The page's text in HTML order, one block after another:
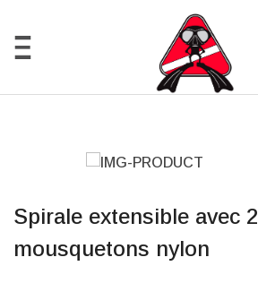
Spirale extensible avec 2
mousquetons nylon